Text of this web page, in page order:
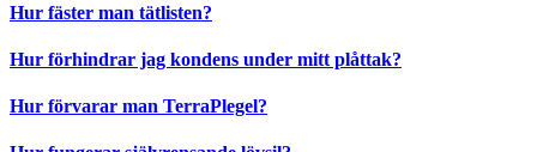
Hur fäster man tätlisten?
Hur förhindrar jag kondens under mitt plåttak?
Hur förvarar man TerraPlegel?